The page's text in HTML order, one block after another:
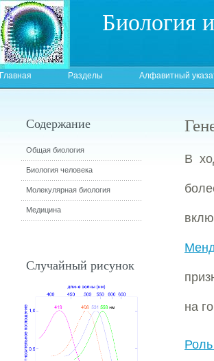
Биология
Главная Разделы Алфавитный
В
на
Содержание
Общая биология
Биология человека
Молекулярная биология
Медицина
Случайный рисунок